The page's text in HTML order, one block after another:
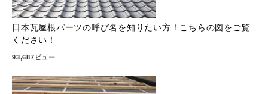
日本瓦屋根パーツの呼び名を知りたい方！こちらの図をご覧
ください！
93,687ビュー